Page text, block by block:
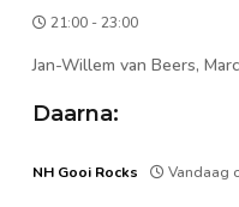
21:00 - 23:00
Jan-Willem van Beers,
Daarna:
NH Gooi Rocks Vandaag